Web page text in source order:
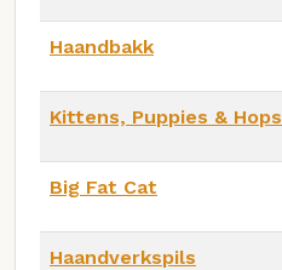
Haandbakk
Kittens, Puppies & Hops
Big Fat Cat
Haandverkspils